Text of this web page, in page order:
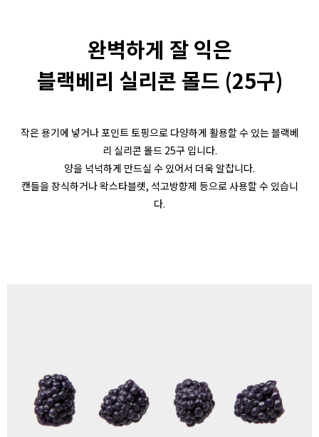
완벽하게 잘 익은
블랙베리 실리콘 몰드 (25구)
작은 용기에 넣거나 포인트 토핑으로 다양하게 활용할 수 있는 블랙베
리 실리콘 몰드 25구 입니다.
양을 넉넉하게 만드실 수 있어서 더욱 알찹니다.
캔들을 장식하거나 왁스타블렛, 석고방향제 등으로 사용할 수 있습니
다.